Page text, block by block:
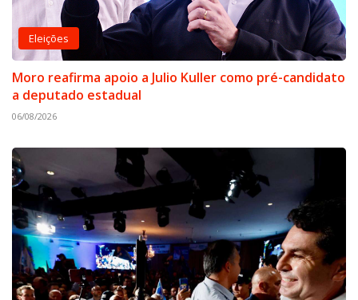
Eleições
Moro reafirma apoio a Julio Kuller como pré-candidato
a deputado estadual
06/08/2026